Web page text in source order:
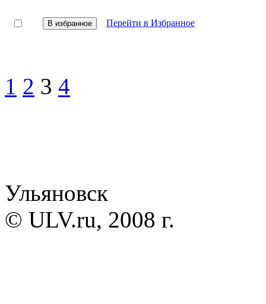
Перейти в Избранное
1 2 3 4
Ульяновск
© ULV.ru, 2008 г.